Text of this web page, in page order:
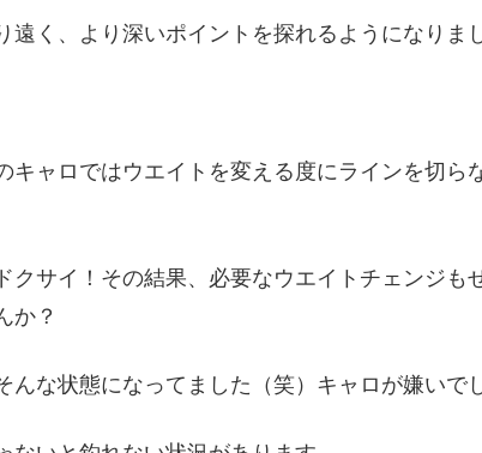
遠く、より深いポイントを探れるようになりま
キャロではウエイトを変える度にラインを切ら
クサイ！その結果、必要なウエイトチェンジも
か？
んな状態になってました（笑）キャロが嫌いで